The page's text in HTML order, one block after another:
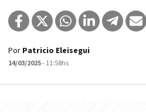
Por Patricio Eleisegui
14/03/2025- 11:58hs